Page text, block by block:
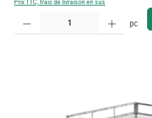
Prix TTC, frais de livraison en sus
Quantité de produit : Entrez la quantité
pc